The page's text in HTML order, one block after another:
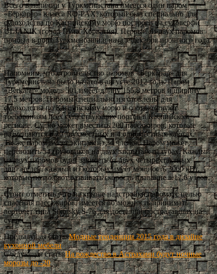
Всего в наличии у Туркменистана имеется один паром
«Беркарар» класса RO-PAX, который был специально для
судоходства по Каспийскому морю построен на судоверфи
ULJANIK (город Пула, Хорватия). Первый из двух паромов
прибыл в порт Туркменбаши в начале декабря прошлого года.
Напомним, что строительство паромов «Беркарар» для
Туркменистана было начато в августе 2012 года. Паром
«Berkarar» модель 501 имеет длину 155,8 метров и ширину
17,5 метров. Паромы специально изготовлены для
судоходства по Каспийскому морю и соответствуют
требованиям всех существующих портов в Каспийском
регионе. Судно может вместить 200 пассажиров, которые
размещаются в 30 двухместных и 4 одноместных каютах.
Также паром имеет экипаж из 34 членов. Паром может
перевозить 54 грузовиков на двух закрытых палубах. Каждый
из двух паромов будет зависеть от двух четырехтактных
двигателей, каждый из которых имеет мощность 3060 кВт,
которые позволяют развивать скорость плавание в 17,6 узлов.
Стоит отметить, что на крыше надстройки парома, с целью
спасения пассажиров, имеется возможность принимать
вертолет типа Sikorsky S-76 для доставши пострадавших на
сушу.
Предыдущая статьяМодные тенденции 2015 года в дизайне
кухонной мебели
Следующая статьяНа рождество в Астрахани будут ночные
морозы до -20